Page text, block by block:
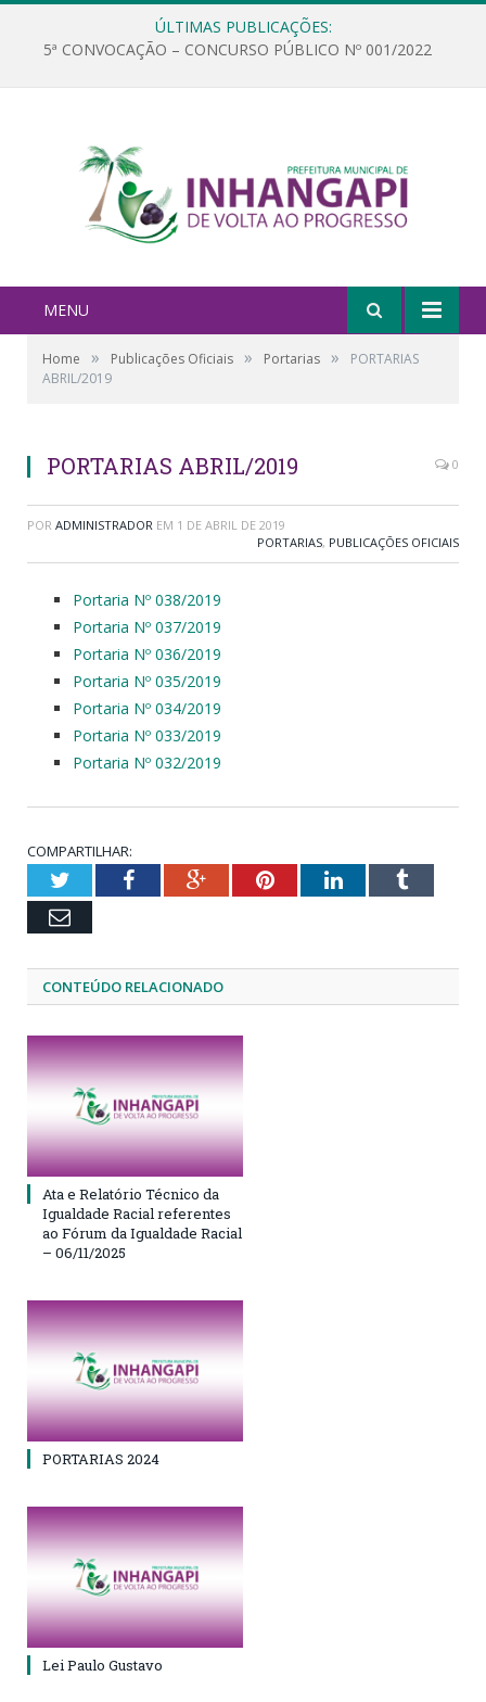
ÚLTIMAS PUBLICAÇÕES:
5ª CONVOCAÇÃO – CONCURSO PÚBLICO Nº 001/2022
MENU
Home » Publicações Oficiais » Portarias »
PORTARIAS
ABRIL/2019
PORTARIAS ABRIL/2019 0
POR ADMINISTRADOR EM 1 DE ABRIL DE 2019
PORTARIAS, PUBLICAÇÕES OFICIAIS
Portaria Nº 038/2019
Portaria Nº 037/2019
Portaria Nº 036/2019
Portaria Nº 035/2019
Portaria Nº 034/2019
Portaria Nº 033/2019
Portaria Nº 032/2019
COMPARTILHAR:
TwitterFacebookGoogle+PinterestLinkedInTumblr
Email
CONTEÚDO RELACIONADO
Ata e Relatório Técnico da
Igualdade Racial referentes
ao Fórum da Igualdade Racial
– 06/11/2025
PORTARIAS 2024
Lei Paulo Gustavo